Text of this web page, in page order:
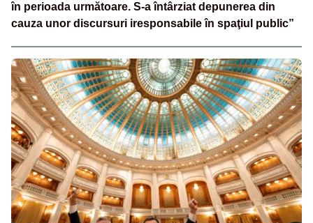
în perioada următoare. S-a întârziat depunerea din
cauza unor discursuri iresponsabile în spaţiul public”